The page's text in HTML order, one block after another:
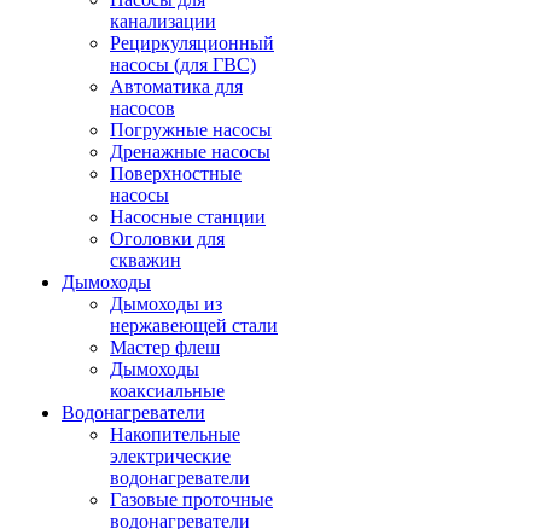
канализации
Рециркуляционный
насосы (для ГВС)
Автоматика для
насосов
Погружные насосы
Дренажные насосы
Поверхностные
насосы
Насосные станции
Оголовки для
скважин
Дымоходы
Дымоходы из
нержавеющей стали
Мастер флеш
Дымоходы
коаксиальные
Водонагреватели
Накопительные
электрические
водонагреватели
Газовые проточные
водонагреватели